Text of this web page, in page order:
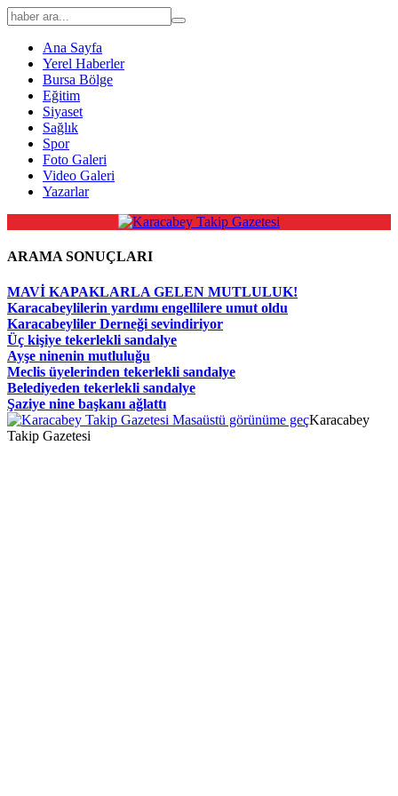
Ana Sayfa
Yerel Haberler
Bursa Bölge
Eğitim
Siyaset
Sağlık
Spor
Foto Galeri
Video Galeri
Yazarlar
ARAMA SONUÇLARI
MAVİ KAPAKLARLA GELEN MUTLULUK!
Karacabeylilerin yardımı engellilere umut oldu
Karacabeyliler Derneği sevindiriyor
Üç kişiye tekerlekli sandalye
Ayşe ninenin mutluluğu
Meclis üyelerinden tekerlekli sandalye
Belediyeden tekerlekli sandalye
Şaziye nine başkanı ağlattı
Masaüstü görünüme geçKaracabey
Takip Gazetesi